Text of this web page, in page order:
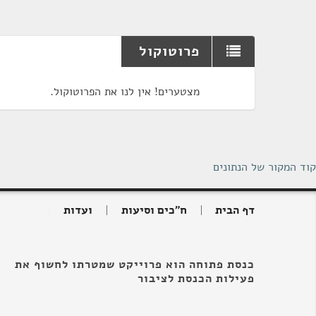
פרוטוקול
מצטערים! אין לנו את הפרוטוקול.
קוד המקור של הנתונים
דף הבית ח"כים וסיעות ועדות
כנסת פתוחה הוא פרוייקט שמטרתו לחשוף את
פעילות הכנסת לציבור